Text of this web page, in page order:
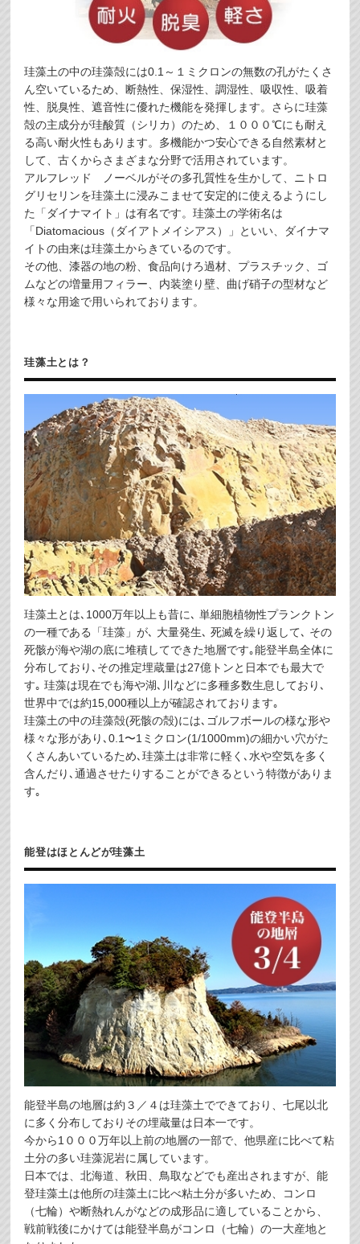
珪藻土の中の珪藻殻には0.1～１ミクロンの無数の孔がたくさ
ん空いているため、断熱性、保湿性、調湿性、吸収性、吸着
性、脱臭性、遮音性に優れた機能を発揮します。さらに珪藻
殻の主成分が珪酸質（シリカ）のため、１０００℃にも耐え
る高い耐火性もあります。多機能かつ安心できる自然素材と
して、古くからさまざまな分野で活用されています。
アルフレッド ノーベルがその多孔質性を生かして、ニトロ
グリセリンを珪藻土に浸みこませて安定的に使えるようにし
た「ダイナマイト」は有名です。珪藻土の学術名は
「Diatomacious（ダイアトメイシアス）」といい、ダイナマ
イトの由来は珪藻土からきているのです。
その他、漆器の地の粉、食品向けろ過材、プラスチック、ゴ
ムなどの増量用フィラー、内装塗り壁、曲げ硝子の型材など
様々な用途で用いられております。
珪藻土とは？
珪藻土とは､1000万年以上も昔に､ 単細胞植物性プランクトン
の一種である「珪藻」が､ 大量発生､ 死滅を繰り返して､ その
死骸が海や湖の底に堆積してできた地層です｡能登半島全体に
分布しており､その推定埋蔵量は27億トンと日本でも最大で
す｡ 珪藻は現在でも海や湖､川などに多種多数生息しており､
世界中では約15,000種以上が確認されております｡
珪藻土の中の珪藻殻(死骸の殻)には､ゴルフボールの様な形や
様々な形があり､0.1〜1ミクロン(1/1000mm)の細かい穴がた
くさんあいているため､珪藻土は非常に軽く､水や空気を多く
含んだり､通過させたりすることができるという特徴がありま
す｡
能登はほとんどが珪藻土
能登半島の地層は約３／４は珪藻土でできており、七尾以北
に多く分布しておりその埋蔵量は日本一です。
今から1０００万年以上前の地層の一部で、他県産に比べて粘
土分の多い珪藻泥岩に属しています。
日本では、北海道、秋田、鳥取などでも産出されますが、能
登珪藻土は他所の珪藻土に比べ粘土分が多いため、コンロ
（七輪）や断熱れんがなどの成形品に適していることから、
戦前戦後にかけては能登半島がコンロ（七輪）の一大産地と